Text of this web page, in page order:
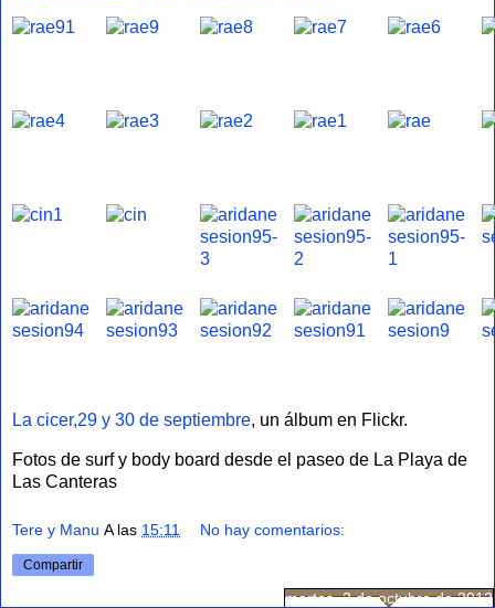
La cicer,29 y 30 de septiembre, un álbum en Flickr.
Fotos de surf y body board desde el paseo de La Playa de
Las Canteras
Tere y Manu A las 15:11 No hay comentarios:
Compartir
martes, 2 de octubre de 2012